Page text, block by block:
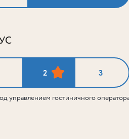
2 3
управлением гостиничного